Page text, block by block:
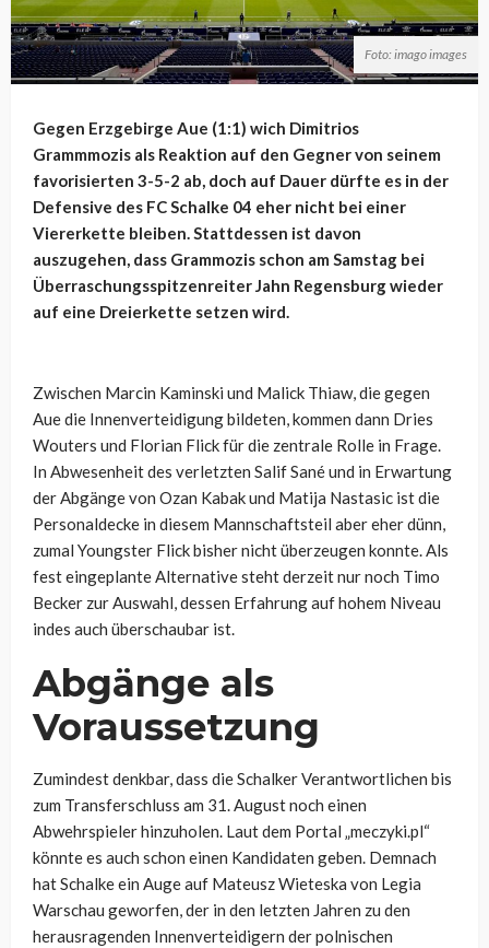
Foto: imago images
Gegen Erzgebirge Aue (1:1) wich Dimitrios
Grammmozis als Reaktion auf den Gegner von seinem
favorisierten 3-5-2 ab, doch auf Dauer dürfte es in der
Defensive des FC Schalke 04 eher nicht bei einer
Viererkette bleiben. Stattdessen ist davon
auszugehen, dass Grammozis schon am Samstag bei
Überraschungsspitzenreiter Jahn Regensburg wieder
auf eine Dreierkette setzen wird.
Zwischen Marcin Kaminski und Malick Thiaw, die gegen
Aue die Innenverteidigung bildeten, kommen dann Dries
Wouters und Florian Flick für die zentrale Rolle in Frage.
In Abwesenheit des verletzten Salif Sané und in Erwartung
der Abgänge von Ozan Kabak und Matija Nastasic ist die
Personaldecke in diesem Mannschaftsteil aber eher dünn,
zumal Youngster Flick bisher nicht überzeugen konnte. Als
fest eingeplante Alternative steht derzeit nur noch Timo
Becker zur Auswahl, dessen Erfahrung auf hohem Niveau
indes auch überschaubar ist.
Abgänge als
Voraussetzung
Zumindest denkbar, dass die Schalker Verantwortlichen bis
zum Transferschluss am 31. August noch einen
Abwehrspieler hinzuholen. Laut dem Portal „meczyki.pl“
könnte es auch schon einen Kandidaten geben. Demnach
hat Schalke ein Auge auf Mateusz Wieteska von Legia
Warschau geworfen, der in den letzten Jahren zu den
herausragenden Innenverteidigern der polnischen